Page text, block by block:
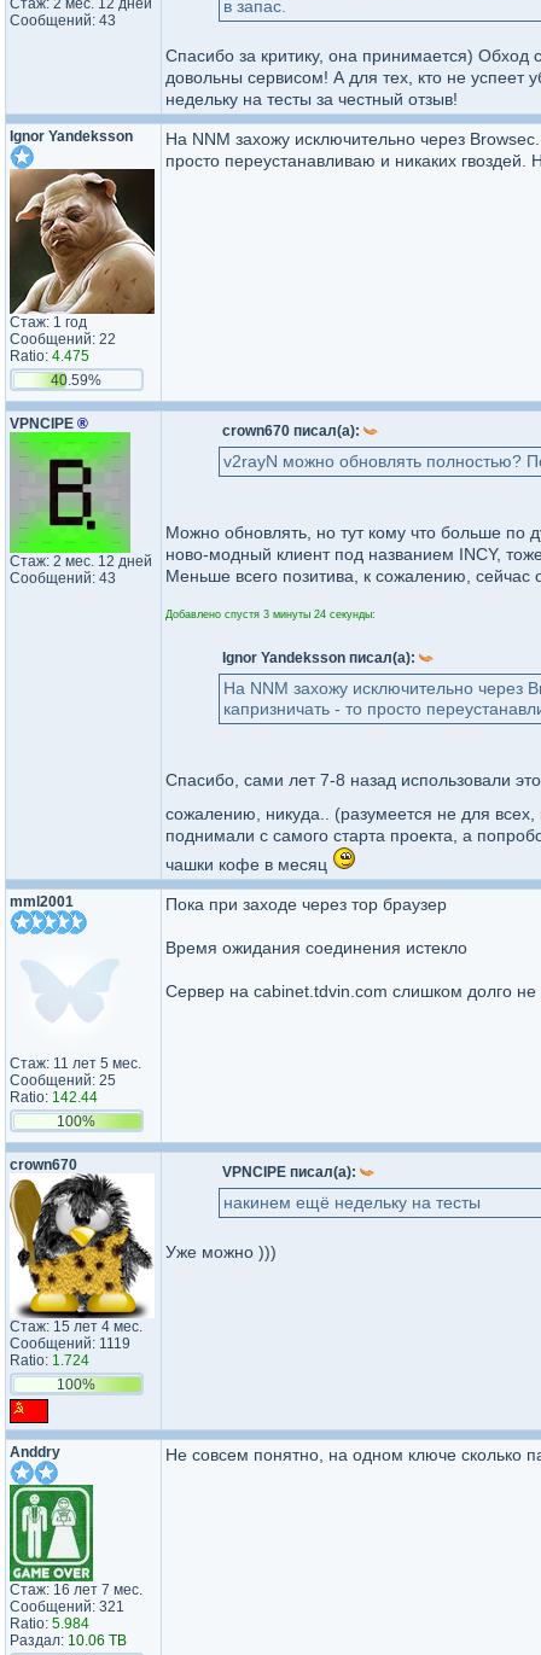
Стаж: 2 мес. 12 дней
Сообщений: 43
в запас.
Спасибо за критику, она принимается) Обход
довольны сервисом! А для тех, кто не
недельку на тесты за честный отзыв!
Ignor Yandeksson
Стаж: 1 год
Сообщений: 22
Ratio: 4.475
40.59%
На NNM захожу исключительно через
просто переустанавливаю и никаких
VPNCIPE ®
Стаж: 2 мес. 12 дней
Сообщений: 43
crown670 писал(а):
v2rayN можно обновлять полностью?
Можно обновлять, но тут кому что больше
ново-модный клиент под названием INCY,
Меньше всего позитива, к сожалению, сейчас
Добавлено спустя 3 минуты 24 секунды:
Ignor Yandeksson писал(а):
На NNM захожу исключительно через
капризничать - то просто
Спасибо, сами лет 7-8 назад использовали
сожалению, никуда.. (разумеется не для
поднимали с самого старта проекта, а
чашки кофе в месяц
mml2001
Стаж: 11 лет 5 мес.
Сообщений: 25
Ratio: 142.44
100%
Пока при заходе через тор браузер
Время ожидания соединения истекло
Сервер на cabinet.tdvin.com слишком долго не
crown670
Стаж: 15 лет 4 мес.
Сообщений: 1119
Ratio: 1.724
100%
VPNCIPE писал(а):
накинем ещё недельку на тесты
Уже можно )))
Anddry
Стаж: 16 лет 7 мес.
Сообщений: 321
Ratio: 5.984
Раздал: 10.06 TB
Не совсем понятно, на одном ключе сколько